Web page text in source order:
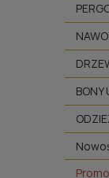
BONY